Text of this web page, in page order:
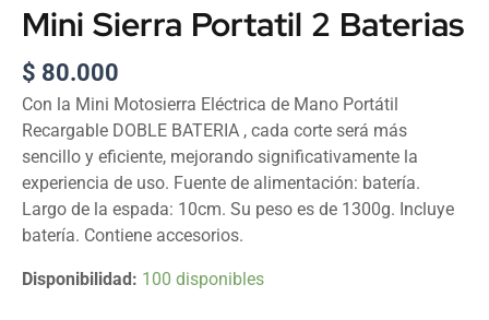
Mini Sierra Portatil 2 Baterias
$ 80.000
Con la Mini Motosierra Eléctrica de Mano Portátil
Recargable DOBLE BATERIA , cada corte será más
sencillo y eficiente, mejorando significativamente la
experiencia de uso. Fuente de alimentación: batería.
Largo de la espada: 10cm. Su peso es de 1300g. Incluye
batería. Contiene accesorios.
Disponibilidad: 100 disponibles